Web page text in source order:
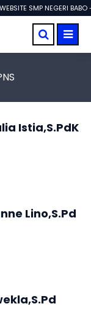
SMP NEGERI BABO
Istia,S.PdK
Lino,S.Pd